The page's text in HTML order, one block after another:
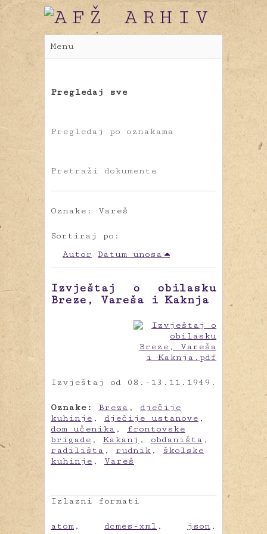
Menu
Pregledaj sve
Pregledaj po oznakama
Pretraži dokumente
Oznake: Vareš
Sortiraj po:
Autor
Datum unosa
Izvještaj o obilasku
Breze, Vareša i Kaknja
Izvještaj od 08.-13.11.1949.
Oznake: Breza , dječije
kuhinje , dječije ustanove ,
dom učenika ,
frontovske
brigade , Kakanj , obdaništa ,
radilišta , rudnik ,
školske
kuhinje , Vareš
Izlazni formati
atom , dcmes-xml , json ,